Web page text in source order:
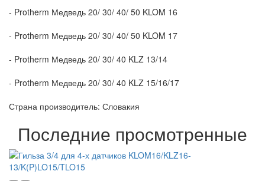
- Protherm Медведь 20/ 30/ 40/ 50 KLOM 16
- Protherm Медведь 20/ 30/ 40/ 50 KLOM 17
- Protherm Медведь 20/ 30/ 40 KLZ 13/14
- Protherm Медведь 20/ 30/ 40 KLZ 15/16/17
Страна производитель: Словакия
Последние просмотренные